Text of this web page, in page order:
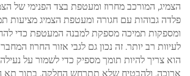
הצמיג, המורכב מחרוז ומעטפת בצד הפנימי של
פלדה גבוהות עם חגורה ומעטפת הצמיג מציעות
ומספקות תמיכה מספקת למבנה המעטפת כדי
לעיוות רב יותר. זה נכון גם לגבי אזור החרוז
הוא צריך להיות תומך מספיק כדי לשמור על
ארוכה, ולהבטיח שלא תתרחש החלקה. בתוך